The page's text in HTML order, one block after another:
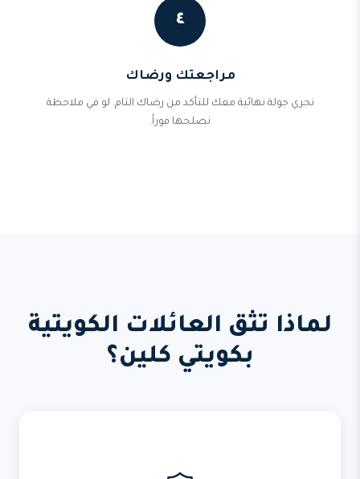
٤
مراجعتك ورضاك
نجري جولة نهائية معك للتأكد من رضاك التام. لو في ملاحظة
نصلحها فوراً.
لماذا تثق العائلات الكويتية
بكويتي كلين؟